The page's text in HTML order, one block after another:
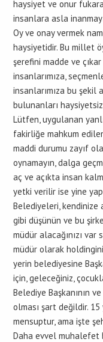
haysiyet ve onur
insanlara asla
Oy ve onay vermek
haysiyetidir. Bu millet
şerefini madde ve çıkar
insanlarımıza,
insanlarımıza bu
bulunanları
Lütfen, uygulanan
fakirliğe mahkum
maddi durumu zayıf
oynamayın, dalga
aç ve açıkta insan
yetki verilir ise yine
Belediyeleri,
gibi düşünün ve bu
müdür alacağınızı var
müdür olarak
yerin belediyesine
için, geleceğiniz,
Belediye Başkanının
olması şart değildir.
mensuptur, ama işte
Daha evvel muhalefet